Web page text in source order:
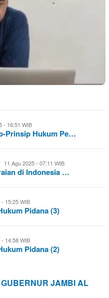
- 16:51 WIB
Prinsip Hukum Pe…
11 Agu 2025 - 07:11 WIB
di Indonesia …
15:25 WIB
Pidana (3)
14:58 WIB
Pidana (2)
JAMBI AL